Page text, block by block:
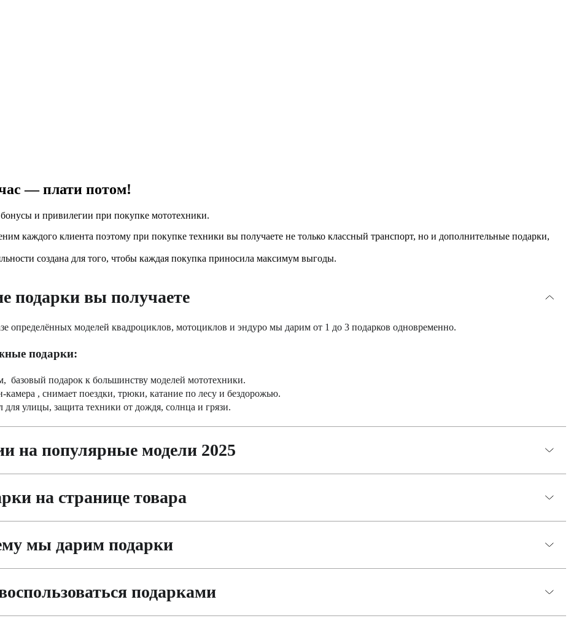
— плати потом!
и привилегии при покупке мототехники.
каждого клиента поэтому при покупке техники вы получаете не только классный транспорт, но и дополнительные подарки,
создана для того, чтобы каждая покупка приносила максимум выгоды.
подарки вы получаете
определённых моделей квадроциклов, мотоциклов и эндуро мы дарим от 1 до 3 подарков одновременно.
подарки:
базовый подарок к большинству моделей мототехники.
камера , снимает поездки, трюки, катание по лесу и бездорожью.
для улицы, защита техники от дождя, солнца и грязи.
на популярные модели 2025
на странице товара
мы дарим подарки
подарками